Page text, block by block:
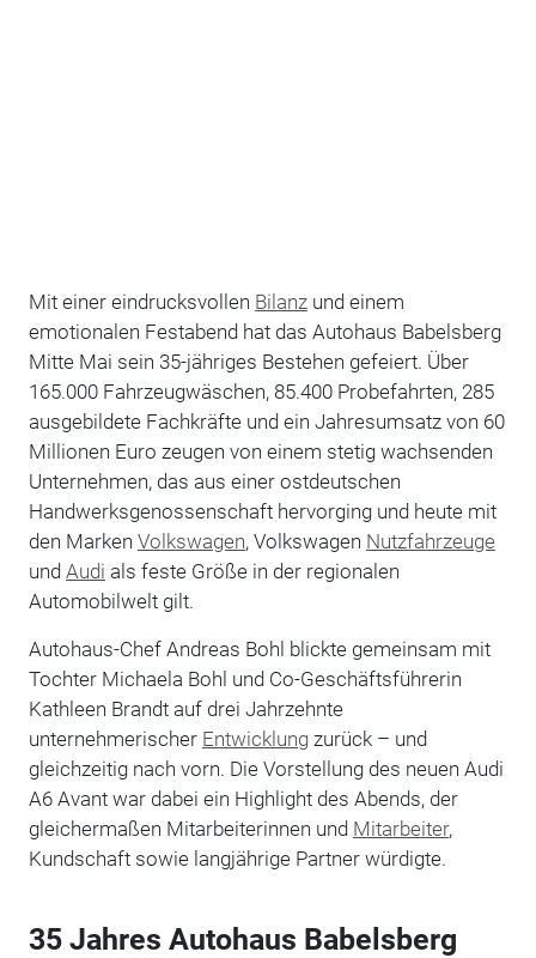
Mit einer eindrucksvollen Bilanzund einem
emotionalen Festabend hat das Autohaus Babelsberg
Mitte Mai sein 35-jähriges Bestehen gefeiert. Über
165.000 Fahrzeugwäschen, 85.400 Probefahrten, 285
ausgebildete Fachkräfte und ein Jahresumsatz von 60
Millionen Euro zeugen von einem stetig wachsenden
Unternehmen, das aus einer ostdeutschen
Handwerksgenossenschaft hervorging und heute mit
den Marken Volkswagen, Volkswagen Nutzfahrzeuge
und Audi als feste Größe in der regionalen
Automobilwelt gilt.
Autohaus-Chef Andreas Bohl blickte gemeinsam mit
Tochter Michaela Bohl und Co-Geschäftsführerin
Kathleen Brandt auf drei Jahrzehnte
unternehmerischer Entwicklungzurück – und
gleichzeitig nach vorn. Die Vorstellung des neuen Audi
A6 Avant war dabei ein Highlight des Abends, der
gleichermaßen Mitarbeiterinnen und Mitarbeiter,
Kundschaft sowie langjährige Partner würdigte.
35 Jahres Autohaus Babelsberg